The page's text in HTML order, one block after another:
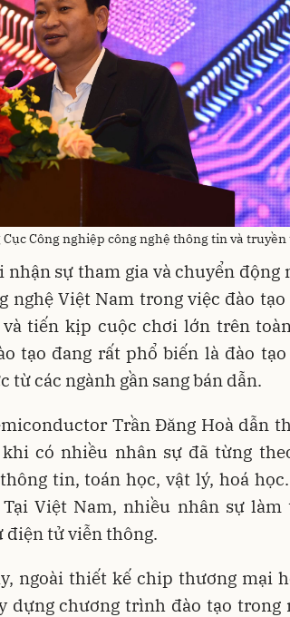
Công nghiệp công nghệ thông tin và
nhận sự tham gia và chuyển động
nghệ Việt Nam trong việc đào
tiến kịp cuộc chơi lớn trên
tạo đang rất phổ biến là đào tạo
các ngành gần sang bán dẫn.
Trần Đăng Hoà dẫn
có nhiều nhân sự đã từng
tin, toán học, vật lý, hoá
Việt Nam, nhiều nhân sự làm
điện tử viễn thông.
ngoài thiết kế chip thương mại
dựng chương trình đào tạo trong